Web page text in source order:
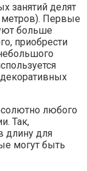
занятий делят
метров). Первые
больше
приобрести
любого
Так,
длину для
могут быть